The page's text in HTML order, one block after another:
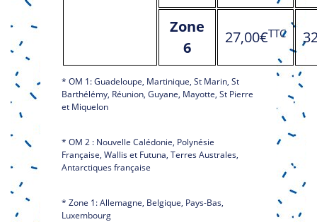
Zone
6
27,00€TTC
* OM 1: Guadeloupe, Martinique, St Marin, St
Barthélémy, Réunion, Guyane, Mayotte, St Pierre
et Miquelon
* OM 2 : Nouvelle Calédonie, Polynésie
Française, Wallis et Futuna, Terres Australes,
Antarctiques française
* Zone 1: Allemagne, Belgique, Pays-Bas,
Luxembourg